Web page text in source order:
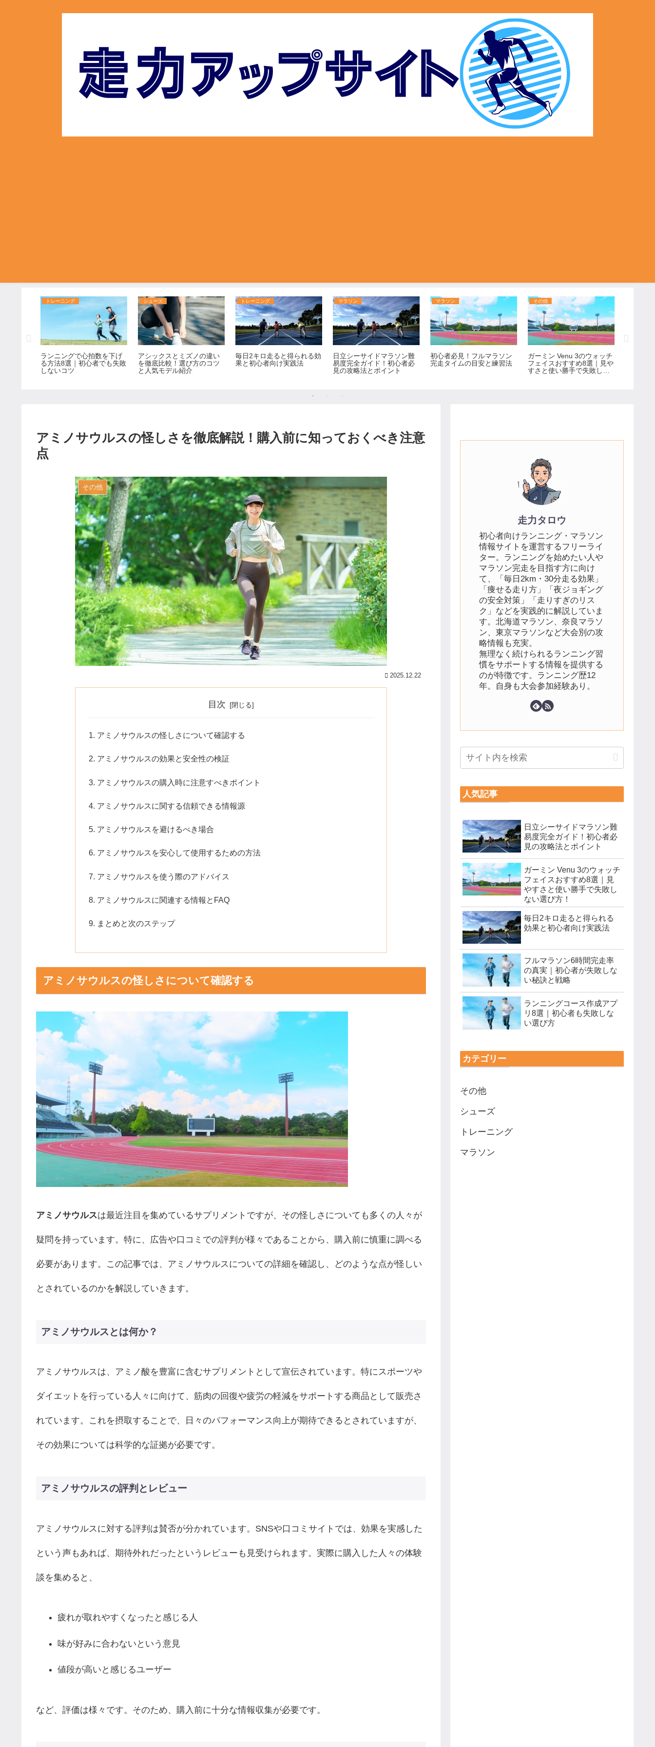
トレーニング
ランニングで心拍数を下げ
る方法8選｜初心者でも失敗
しないコツ
シューズ
アシックスとミズノの違い
を徹底比較！選び方のコツ
と人気モデル紹介
トレーニング
毎日2キロ走ると得られる効
果と初心者向け実践法
マラソン
日立シーサイドマラソン難
易度完全ガイド！初心者必
見の攻略法とポイント
マラソン
初心者必見！フルマラソン
完走タイムの目安と練習法
その他
ガーミン Venu 3のウォッチ
フェイスおすすめ8選｜見や
すさと使い勝手で失敗しな
アミノサウルスの怪しさを徹底解説！購入前に知っておくべき注意
点
その他
2025.12.22
目次
アミノサウルスの怪しさについて確認する
アミノサウルスの効果と安全性の検証
アミノサウルスの購入時に注意すべきポイント
アミノサウルスに関する信頼できる情報源
アミノサウルスを避けるべき場合
アミノサウルスを安心して使用するための方法
アミノサウルスを使う際のアドバイス
アミノサウルスに関連する情報とFAQ
まとめと次のステップ
アミノサウルスの怪しさについて確認する
アミノサウルスは最近注目を集めているサプリメントですが、その怪しさについても多くの人々が
疑問を持っています。特に、広告や口コミでの評判が様々であることから、購入前に慎重に調べる
必要があります。この記事では、アミノサウルスについての詳細を確認し、どのような点が怪しい
とされているのかを解説していきます。
アミノサウルスとは何か？
アミノサウルスは、アミノ酸を豊富に含むサプリメントとして宣伝されています。特にスポーツや
ダイエットを行っている人々に向けて、筋肉の回復や疲労の軽減をサポートする商品として販売さ
れています。これを摂取することで、日々のパフォーマンス向上が期待できるとされていますが、
その効果については科学的な証拠が必要です。
アミノサウルスの評判とレビュー
アミノサウルスに対する評判は賛否が分かれています。SNSや口コミサイトでは、効果を実感した
という声もあれば、期待外れだったというレビューも見受けられます。実際に購入した人々の体験
談を集めると、
疲れが取れやすくなったと感じる人
味が好みに合わないという意見
値段が高いと感じるユーザー
など、評価は様々です。そのため、購入前に十分な情報収集が必要です。
走力タロウ
初心者向けランニング・マラソン
情報サイトを運営するフリーライ
ター。ランニングを始めたい人や
マラソン完走を目指す方に向け
て、「毎日2km・30分走る効果」
「痩せる走り方」「夜ジョギング
の安全対策」「走りすぎのリス
ク」などを実践的に解説していま
す。北海道マラソン、奈良マラソ
ン、東京マラソンなど大会別の攻
略情報も充実。
無理なく続けられるランニング習
慣をサポートする情報を提供する
のが特徴です。ランニング歴12
年。自身も大会参加経験あり。
人気記事
日立シーサイドマラソン難
易度完全ガイド！初心者必
見の攻略法とポイント
ガーミン Venu 3のウォッチ
フェイスおすすめ8選｜見
やすさと使い勝手で失敗し
ない選び方！
毎日2キロ走ると得られる
効果と初心者向け実践法
フルマラソン6時間完走率
の真実｜初心者が失敗しな
い秘訣と戦略
ランニングコース作成アプ
リ8選｜初心者も失敗しな
い選び方
カテゴリー
その他
シューズ
トレーニング
マラソン